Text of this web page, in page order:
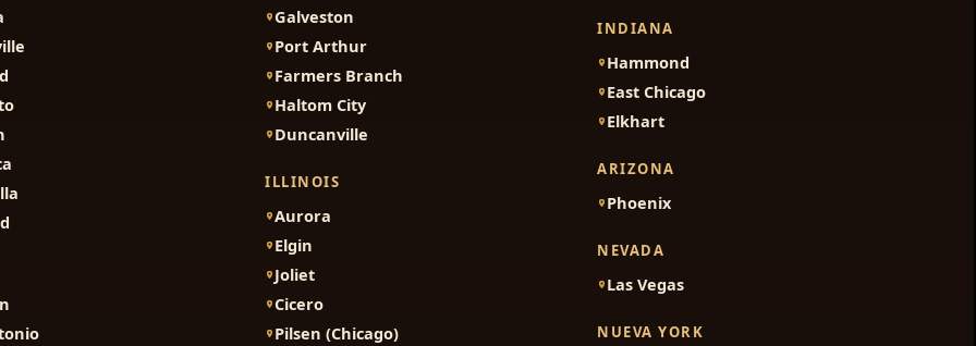
Galveston
Port Arthur
Farmers Branch
Haltom City
Duncanville
ILLINOIS
Aurora
Elgin
Joliet
Cicero
Pilsen (Chicago)
INDIANA
Hammond
East Chicago
Elkhart
ARIZONA
Phoenix
NEVADA
Las Vegas
NUEVA YORK